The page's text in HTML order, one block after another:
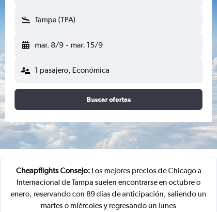
Tampa (TPA)
mar. 8/9 - mar. 15/9
1 pasajero, Económica
Buscar ofertas
Cheapflights Consejo: Los mejores precios de Chicago a
Internacional de Tampa suelen encontrarse en octubre o
enero, reservando con 89 días de anticipación, saliendo un
martes o miércoles y regresando un lunes